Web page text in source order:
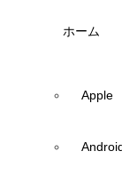
ホーム
Apple